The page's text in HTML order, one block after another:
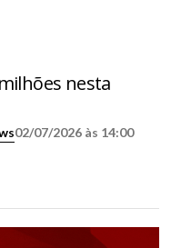
nesta
02/07/2026 às 14:00